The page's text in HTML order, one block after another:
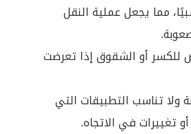
مما يجعل عملية النقل
للكسر أو الشقوق إذا تعرضت
ولا تناسب التطبيقات التي
تغييرات في الاتجاه.